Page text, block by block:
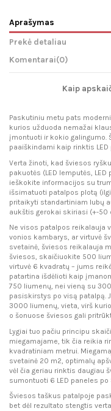
Aprašymas
Prekė detaliau
Komentarai(0)
Kaip
Paskutiniu metu pats
kurios užduoda nemažai
įmontuoti ir kokio galingumo.
paaiškindami kaip rinktis LED
Verta žinoti, kad šviesos
pakuotės (LED lemputės,
ieškokite informacijos su
išsimatuoti patalpos plotą
pritaikyti standartiniam lubų
aukštis gerokai skiriasi (+-50
Ne visos patalpos reikalauja
vonios kambarys, ar virtuvė
svetainė, šviesos reikalauja
šviesos, skaičiuokite 500
virtuvė 6 kvadratų – jums
patartina išdėlioti kaip
750 liumenų, nei vieną su
pasiskirstys po visą patalpą.
3000 liumenų, vieta, virš
o šonuose šviesos gali
Lygiai tuo pačiu principu
miegamajame, tik čia reikia
kvadratiniam metrui.
svetainė 20 m2, optimalų
vėl čia geriau rinktis daugiau
sumontuoti 6 LED paneles
Šviesos taškus patalpoje
bet dėl rezultato stengtis